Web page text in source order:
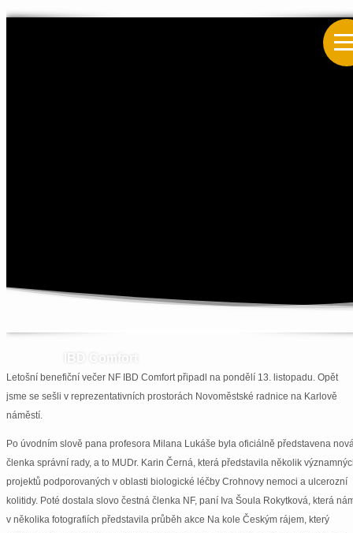
IBD Comfort
Letošní benefiční večer NF IBD Comfort připadl na pondělí 13. listopadu. Opět
jsme se sešli v reprezentativních prostorách Novoměstské radnice na Karlově
náměstí.
Po úvodním slově pana profesora Milana Lukáše byla oficiálně představena
členka správní rady, a to MUDr. Karin Černá, která představila několik
projektů podporovaných v oblasti biologické léčby Crohnovy nemoci a ulcerozní
kolitidy. Poté dostala slovo čestná členka NF, paní Iva Šoula Rokytková, která
v několika fotografiích představila průběh akce Na kole Českým rájem, který